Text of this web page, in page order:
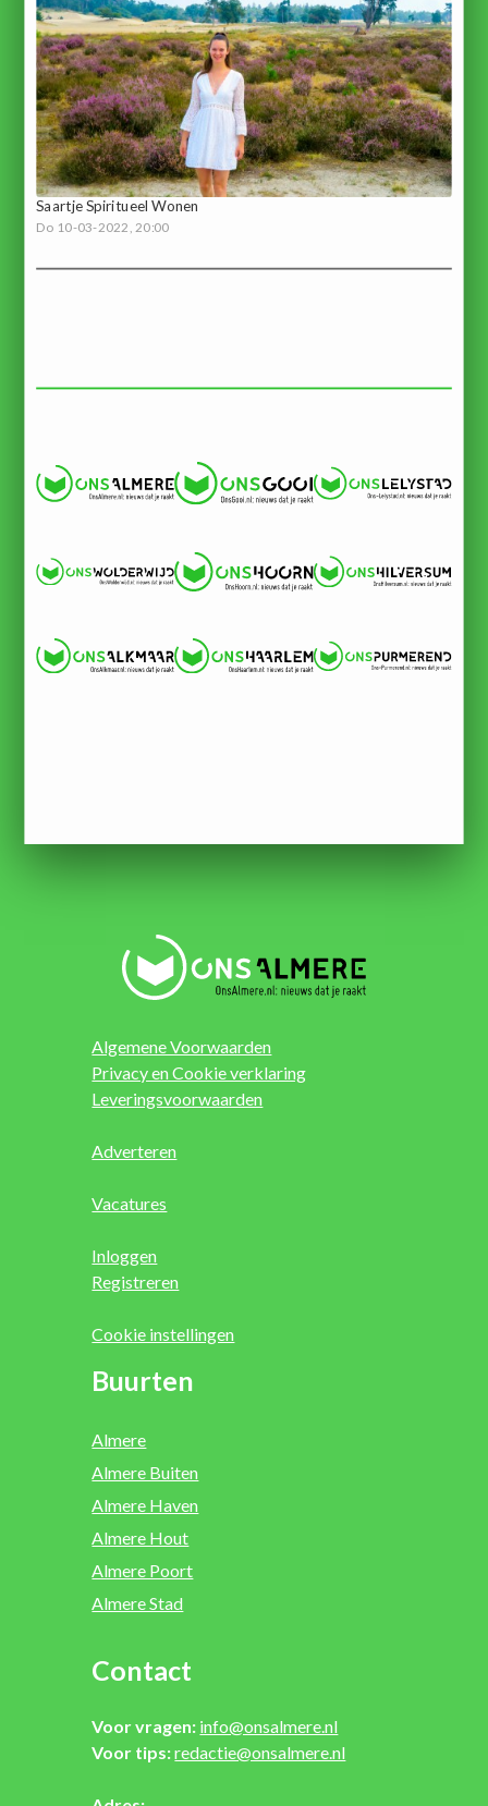
Saartje Spiritueel Wonen
Do 10-03-2022, 20:00
Algemene Voorwaarden
Privacy en Cookie verklaring
Leveringsvoorwaarden
Adverteren
Vacatures
Inloggen
Registreren
Cookie instellingen
Buurten
Almere
Almere Buiten
Almere Haven
Almere Hout
Almere Poort
Almere Stad
Contact
Voor vragen: info@onsalmere.nl
Voor tips:redactie@onsalmere.nl